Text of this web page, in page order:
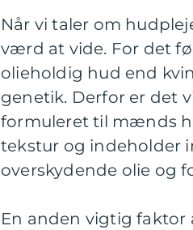
Når vi taler om
værd at vide. For det
olieholdig hud end
genetik. Derfor er det
formuleret til mænds
tekstur og indeholder
overskydende olie og
En anden vigtig